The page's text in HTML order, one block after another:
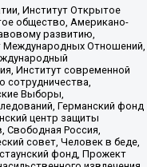
Институт Открытое
общество, Американо-
развитию,
Международных Отношений,
Институт современной
сотрудничества,
Выборы,
Германский фонд
центр защиты
Россия,
совет, Человек в беде,
фонд, Прожект